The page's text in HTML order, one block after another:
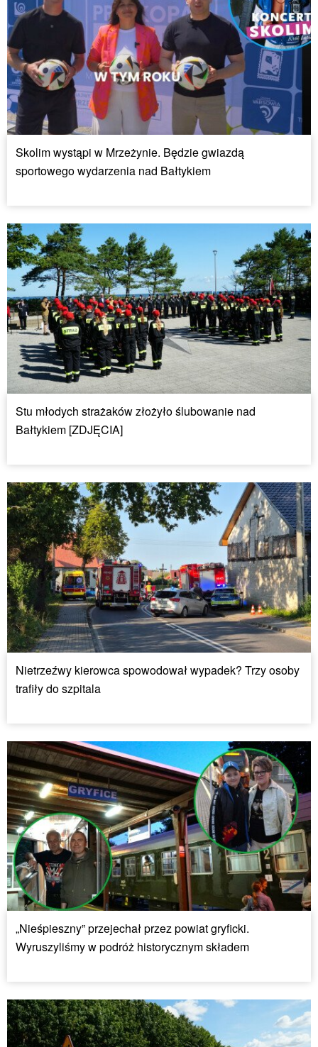
Skolim wystąpi w Mrzeżynie. Będzie gwiazdą
sportowego wydarzenia nad Bałtykiem
Stu młodych strażaków złożyło ślubowanie nad
Bałtykiem [ZDJĘCIA]
Nietrzeźwy kierowca spowodował wypadek? Trzy osoby
trafiły do szpitala
„Nieśpieszny” przejechał przez powiat gryficki.
Wyruszyliśmy w podróż historycznym składem